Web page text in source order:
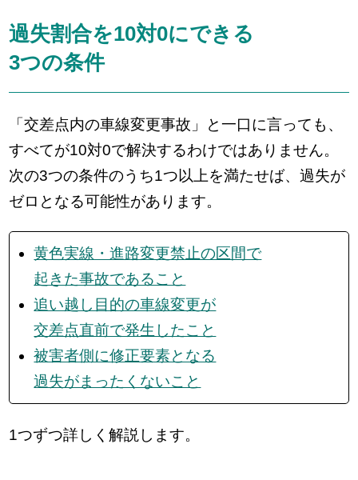
過失割合を10対0にできる
3つの条件
「交差点内の車線変更事故」と一口に言っても、
すべてが10対0で解決するわけではありません。
次の3つの条件のうち1つ以上を満たせば、過失が
ゼロとなる可能性があります。
黄色実線・進路変更禁止の区間で
起きた事故であること
追い越し目的の車線変更が
交差点直前で発生したこと
被害者側に修正要素となる
過失がまったくないこと
1つずつ詳しく解説します。